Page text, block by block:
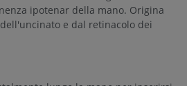
ipotenar della mano. Origina
e dal retinacolo dei